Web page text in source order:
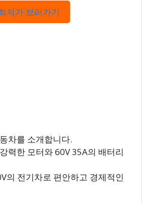
저가 보러가기
차를 소개합니다.
력한 모터와 60V 35A의 배터리
의 전기차로 편안하고 경제적인